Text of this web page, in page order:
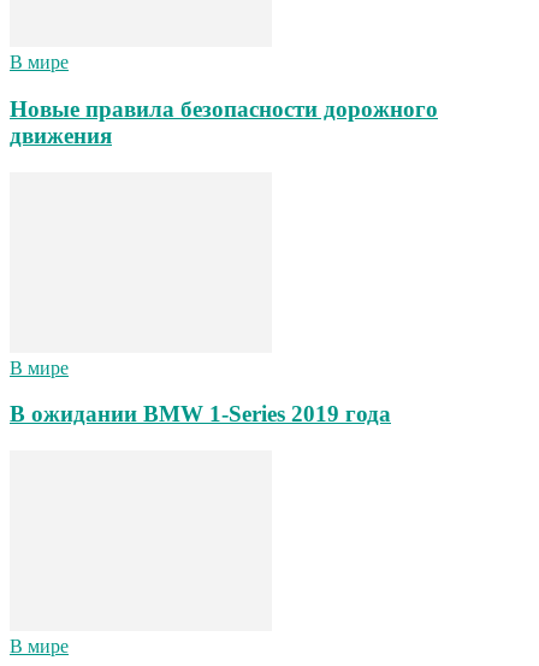
В мире
Новые правила безопасности дорожного
движения
В мире
В ожидании BMW 1-Series 2019 года
В мире